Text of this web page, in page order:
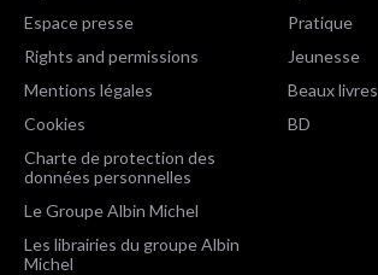
Espace presse
Rights and permissions
Mentions légales
Cookies
Charte de protection des
données personnelles
Le Groupe Albin Michel
Les librairies du groupe Albin
Michel
Pratique
Jeunesse
Beaux livres
BD